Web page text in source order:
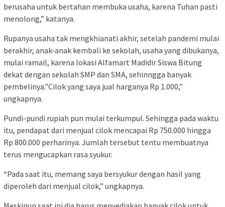
berusaha untuk bertahan membuka usaha, karena Tuhan pasti
menolong,” katanya.
Rupanya usaha tak mengkhianati akhir, setelah pandemi mulai
berakhir, anak-anak kembali ke sekolah, usaha yang dibukanya,
mulai ramail, karena lokasi Alfamart Madidir Siswa Bitung
dekat dengan sekolah SMP dan SMA, sehinngga banyak
pembelinya.”Cilok yang saya jual harganya Rp 1.000,”
ungkapnya.
Pundi-pundi rupiah pun mulai terkumpul. Sehingga pada waktu
itu, pendapat dari menjual cilok mencapai Rp 750.000 hingga
Rp 800.000 perharinya. Jumlah tersebut tentu membuatnya
terus mengucapkan rasa syukur.
“Pada saat itu, memang saya bersyukur dengan hasil yang
diperoleh dari menjual cilok,” ungkapnya.